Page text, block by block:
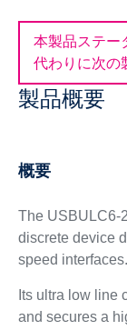
本製品ステー
代わりに次の
製品概要
概要
The USBULC6-
discrete device
speed interfaces.
Its ultra low line
and secures a